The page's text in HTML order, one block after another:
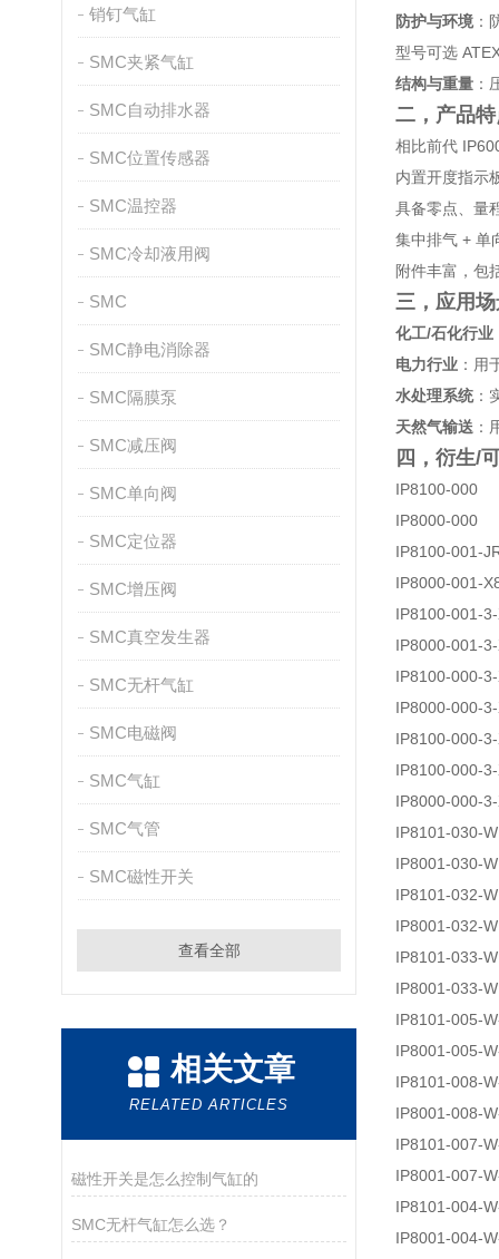
销钉气缸
SMC夹紧气缸
SMC自动排水器
SMC位置传感器
SMC温控器
SMC冷却液用阀
SMC
SMC静电消除器
SMC隔膜泵
SMC减压阀
SMC单向阀
SMC定位器
SMC增压阀
SMC真空发生器
SMC无杆气缸
SMC电磁阀
SMC气缸
SMC气管
SMC磁性开关
查看全部
相关文章
RELATED ARTICLES
磁性开关是怎么控制气缸的
SMC无杆气缸怎么选？
防护与环境 ：
型号可选
结构与重量 ：
二，产品
相比前代
内置开度指示
具备零点、量
集中排气 + 单
附件丰富，包
三， 应用
化工/石化行业
电力行业 ：用
水处理系统：
天然气输送 ：
四，衍生/
IP8100-000
IP8000-000
IP8100-001-
IP8000-001-
IP8100-001-
IP8000-001-
IP8100-000-
IP8000-000-
IP8100-000-
IP8100-000-
IP8000-000-
IP8101-030-W
IP8001-030-W
IP8101-032-W
IP8001-032-W
IP8101-033-W
IP8001-033-W
IP8101-005-
IP8001-005-
IP8101-008-
IP8001-008-
IP8101-007-
IP8001-007-
IP8101-004-
IP8001-004-